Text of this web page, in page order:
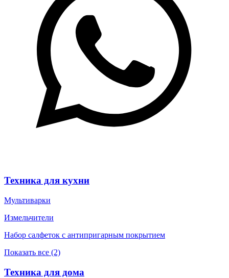
Техника для кухни
Мультиварки
Измельчители
Набор салфеток с антипригарным покрытием
Показать все (2)
Техника для дома